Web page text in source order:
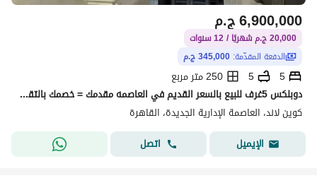
ج.م6,900,000
20,000 ج.م شهريًا / 12 سنوات
الدفعة المقدّمة: 345,000 ج.م
5
5
250 متر مربع
دوبلكس 5غرف للبيع بالسعر القديم في العاصمه مقدمك = خصمك بالتقسيط علي 12سنه بجوار الجامعه البريطانيه وخطوات من اكبر منطقه خدمات بالR8
كوين لاند، العاصمة الإدارية الجديدة، القاهرة
الإيميل
اتصل